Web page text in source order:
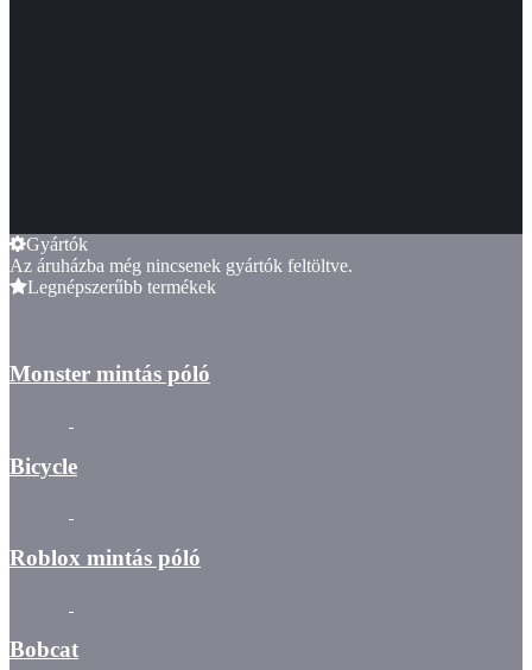
Gyártók
Az áruházba még nincsenek gyártók feltöltve.
Legnépszerűbb termékek
Monster mintás póló
Bicycle
Roblox mintás póló
Bobcat